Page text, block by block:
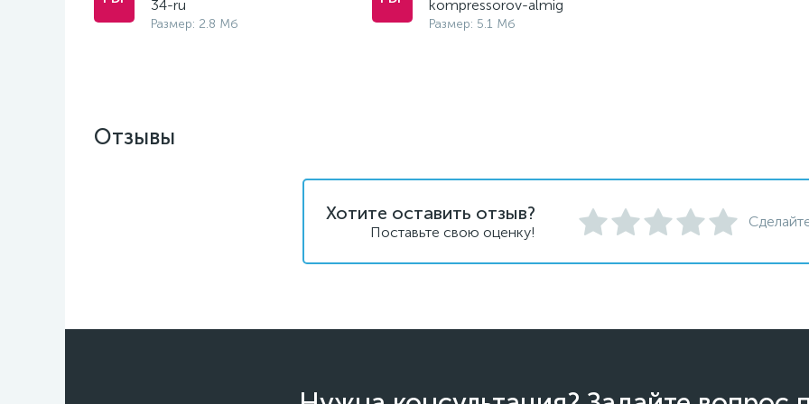
34-ru
Размер: 2.8 Мб
kompressorov-almig
Размер: 5.1 Мб
Отзывы
Хотите оставить отзыв?
Поставьте свою оценку!